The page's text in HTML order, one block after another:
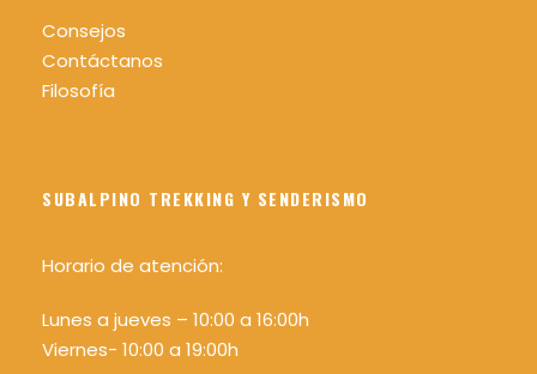
Hora de salida
Inicio: Viernes 20:00 h
Precio incluye
titulado, miembro AEGM y UIMLA.
Seguros de Responsabilidad Civil y
Accidentes.
Consejos
Contáctanos
Filosofía
SUBALPINO TREKKING Y SENDERISMO
Horario de atención:
Lunes a jueves – 10:00 a 16:00h
Viernes- 10:00 a 19:00h